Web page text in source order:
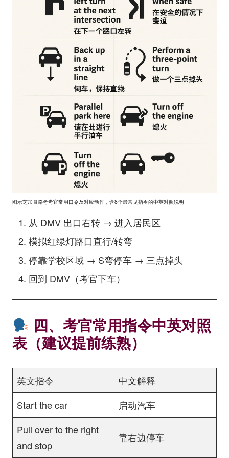
图示芝加哥路考考官常用口令及对应动作，含8个最常见指令的中英对照说明
从 DMV 出口右转 → 进入居民区
模拟红绿灯路口直行/转弯
停靠学校区域 → S弯停车 → 三点掉头
回到 DMV（考官下车）
四、考官常用指令中英对照
表（建议提前练熟）
英文指令
中文解释
Start the car
启动汽车
Pull over to the right
and stop
靠右边停车